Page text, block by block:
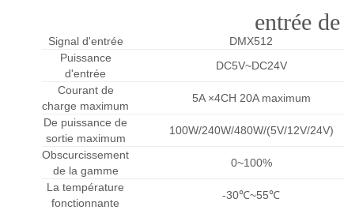
entrée
Signal d'entrée
DMX512
Puissance
d'entrée
DC5V~DC24V
Courant de
charge maximum
5A ×4CH 20A maximum
De puissance de
sortie maximum
100W/240W/480W/(5V/12V/24V)
Obscurcissement
de la gamme
0~100%
La température
fonctionnante
-30℃~55℃